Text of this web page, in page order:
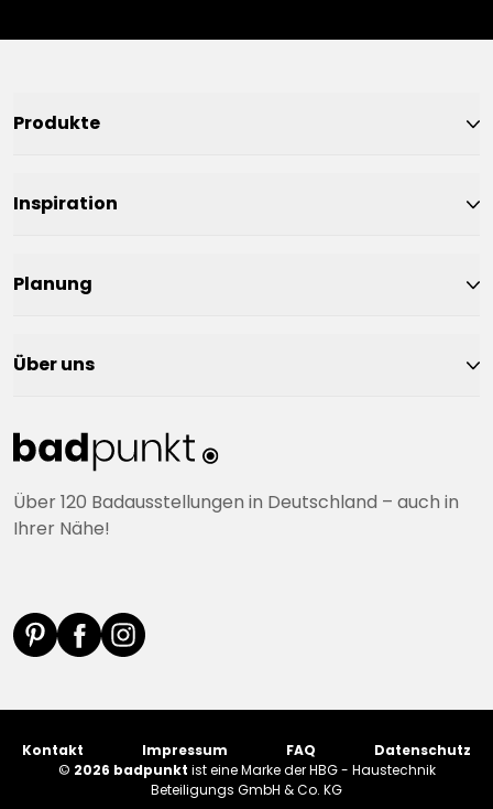
Über 120 Badausstellungen in Deutschland – auch in
Ihrer Nähe!
Produkte
Inspiration
Planung
Über uns
© 2026 badpunkt ist eine Marke der HBG - Haustechnik
Beteiligungs GmbH & Co. KG
Kontakt Impressum FAQ Datenschutz